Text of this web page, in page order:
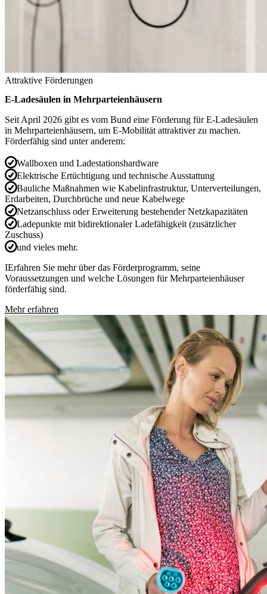
Attraktive Förderungen
E-Ladesäulen in Mehrparteienhäusern
Seit April 2026 gibt es vom Bund eine Förderung für E‑Ladesäulen
in Mehrparteienhäusern, um E-Mobilität attraktiver zu machen.
Förderfähig sind unter anderem:
Wallboxen und Ladestationshardware
Elektrische Ertüchtigung und technische Ausstattung
Bauliche Maßnahmen wie Kabelinfrastruktur, Unterverteilungen,
Erdarbeiten, Durchbrüche und neue Kabelwege
Netzanschluss oder Erweiterung bestehender Netzkapazitäten
Ladepunkte mit bidirektionaler Ladefähigkeit (zusätzlicher
Zuschuss)
und vieles mehr.
IErfahren Sie mehr über das Förderprogramm, seine
Voraussetzungen und welche Lösungen für Mehrparteienhäuser
förderfähig sind.
Mehr erfahren